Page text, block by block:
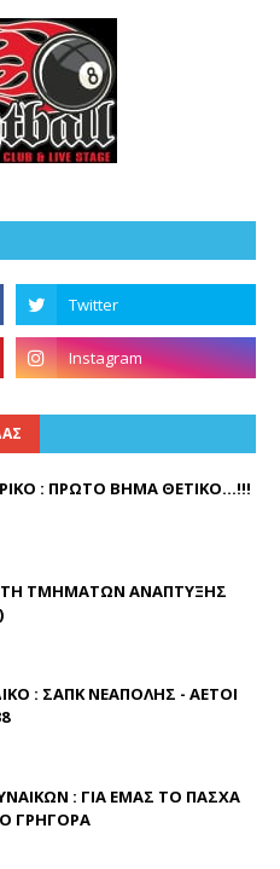
: ΠΡΩΤΟ ΒΗΜΑ ΘΕΤΙΚΟ...!!!
ΤΜΗΜΑΤΩΝ ΑΝΑΠΤΥΞΗΣ
: ΣΑΠΚ ΝΕΑΠΟΛΗΣ - ΑΕΤΟΙ
: ΓΙΑ ΕΜΑΣ ΤΟ ΠΑΣΧΑ
ΓΡΗΓΟΡΑ